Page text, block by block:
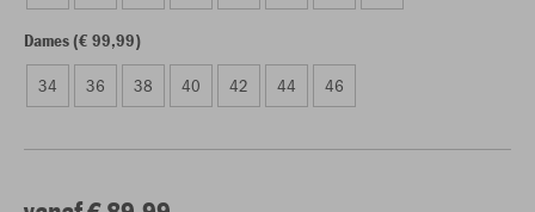
Dames (€ 99,99)
34 36 38 40 42 44 46